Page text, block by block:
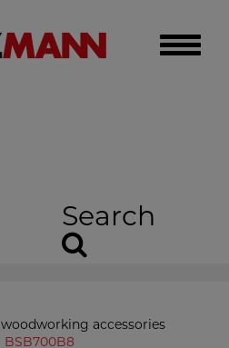
Toggle
Search
woodworking accessories
BSB700B8